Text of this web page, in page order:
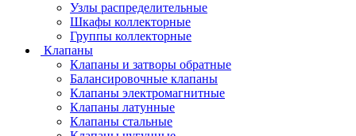
Узлы распределительные
Шкафы коллекторные
Группы коллекторные
Клапаны
Клапаны и затворы обратные
Балансировочные клапаны
Клапаны электромагнитные
Клапаны латунные
Клапаны стальные